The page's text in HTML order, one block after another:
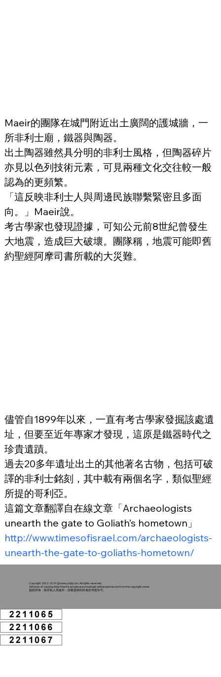
Maeir的團隊在城門附近出土廣闊的護城牆，一
所非利士廟，鐵器與陶器。
出土陶器雖然具分明的非利士風格，但陶器碎片
亦見以色列技術元素，可見兩種文化交往較一般
認為的更頻繁。
「這反映非利士人與周邊民族聯繫緊密且多面
向。」Maeir說。
考古學家也發現證據，可知公元前8世紀曾發生
大地震，造成巨大破壞。團隊稱，地震可能即舊
約聖經阿摩司書所載的大災難。
儘管自1899年以來，一直有考古學家發掘該處遺
址，但要至近年專家才發現，這原是鐵器時代之
珍貴遺蹟。
過去20多年遺址出土的其他著名古物，包括可破
譯的非利士銘刻，其中載有兩個名字，類似聖經
所提的哥利亞。
這篇文章翻譯自在線文章「Archaeologists
unearth the gate to Goliath’s hometown」
http://www.timesofisrael.com/archaeologists-
unearth-the-gate-to-goliaths-hometown/
Copyright 2002-2024 @www.ysljdj.com. All rights reserved.
All forms of copying other than for private use should get written permission from the copyright owner
版权所有，除作私人用途外，转载需得到作者的书面许可。